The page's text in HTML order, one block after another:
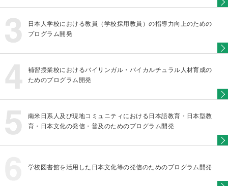
日本人学校における教員（学校採用教員）の指導力向上のための
プログラム開発
補習授業校におけるバイリンガル・バイカルチュラル人材育成の
ためのプログラム開発
南米日系人及び現地コミュニティにおける日本語教育・日本型教
育・日本文化の発信・普及のためのプログラム開発
学校図書館を活用した日本文化等の発信のためのプログラム開発